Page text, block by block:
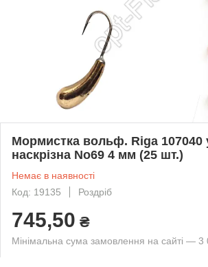
Мормистка вольф. Riga 107040
наскрізна No69 4 мм (25 шт.)
Немає в наявності
Код: 19135
Роздріб
745,50 ₴
Мінімальна сума замовлення на сайті — 3